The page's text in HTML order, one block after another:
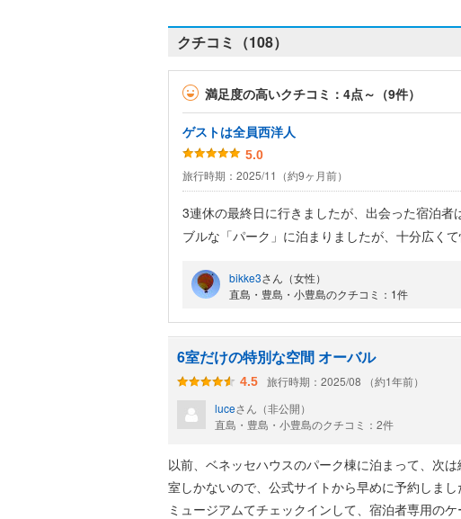
クチコミ（108）
満足度の高いクチコミ：4点～（9件）
ゲストは全員西洋人
5.0
旅行時期：2025/11（約9ヶ月前）
3連休の最終日に行きましたが、出会った宿泊
ブルな「パーク」に泊まりましたが、十分広く
料で利用できるのもとても便利でした。
bikke3さん（女性）
直島・豊島・小豊島のクチコミ：1件
6室だけの特別な空間 オーバル
4.5
旅行時期：2025/08 （約1年前）
luceさん（非公開）
直島・豊島・小豊島のクチコミ：2件
以前、ベネッセハウスのパーク棟に泊まって、次
室しかないので、公式サイトから早めに予約しまし
ミュージアムてチェックインして、宿泊者専用の